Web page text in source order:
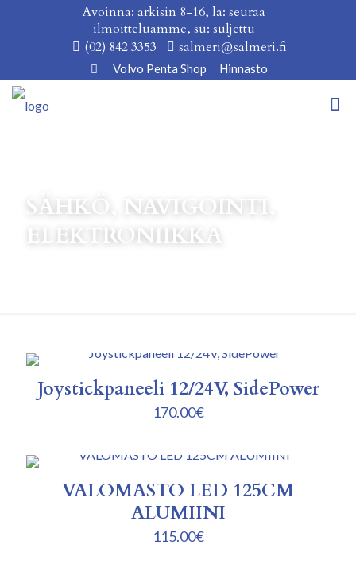
Avoinna: arkisin 8-16, la: seuraa
ilmoitteluamme, su: suljettu
(02) 842 3353
salmeri@salmeri.fi
Volvo Penta Shop Hinnasto
SÄHKÖ, NAVIGOINTI,
ELEKTRONIIKKA
Joystickpaneeli 12/24V, SidePower
170.00€
VALOMASTO LED 125CM
ALUMIINI
115.00€